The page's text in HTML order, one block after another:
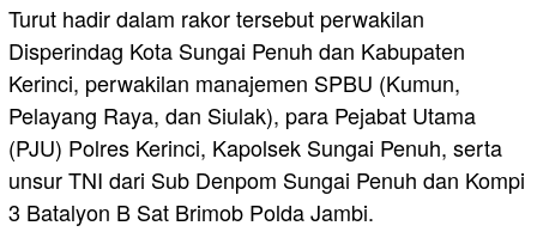
​Turut hadir dalam rakor tersebut perwakilan
Disperindag Kota Sungai Penuh dan Kabupaten
Kerinci, perwakilan manajemen SPBU (Kumun,
Pelayang Raya, dan Siulak), para Pejabat Utama
(PJU) Polres Kerinci, Kapolsek Sungai Penuh, serta
unsur TNI dari Sub Denpom Sungai Penuh dan Kompi
3 Batalyon B Sat Brimob Polda Jambi.